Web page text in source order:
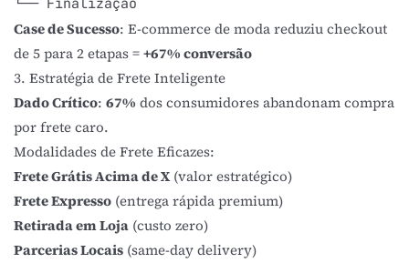
Case de Sucesso: E-commerce de moda reduziu checkout
de 5 para 2 etapas =+67% conversão
3. Estratégia de Frete Inteligente
Dado Crítico: 67% dos consumidores abandonam compra
por frete caro.
Modalidades de Frete Eficazes:
Frete Grátis Acima de X(valor estratégico)
Frete Expresso (entrega rápida premium)
Retirada em Loja (custo zero)
Parcerias Locais (same-day delivery)